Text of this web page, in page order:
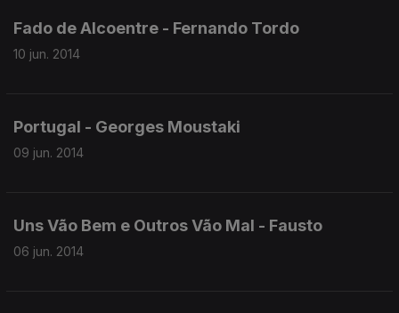
Fado de Alcoentre - Fernando Tordo
10 jun. 2014
Portugal - Georges Moustaki
09 jun. 2014
Uns Vão Bem e Outros Vão Mal - Fausto
06 jun. 2014